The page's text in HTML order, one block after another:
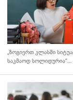
„ზოგიერთ კლასში
საკმაოდ სოლიდურია“...